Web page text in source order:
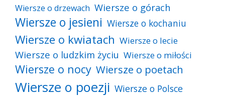
Wiersze o drzewach Wiersze o górach
Wiersze o jesieni Wiersze o kochaniu
Wiersze o kwiatach Wiersze o lecie
Wiersze o ludzkim życiu Wiersze o miłości
Wiersze o nocy Wiersze o poetach
Wiersze o poezji Wiersze o Polsce